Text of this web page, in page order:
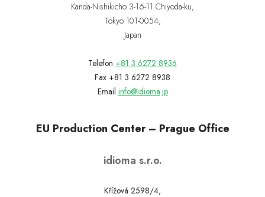
Kanda-Nishikicho 3-16-11 Chiyoda-ku,
Tokyo 101-0054,
Japan
Telefon +81 3 6272 8936
Fax +81 3 6272 8938
Email info@idioma.jp
EU Production Center – Prague Office
idioma s.r.o.
Křížová 2598/4,